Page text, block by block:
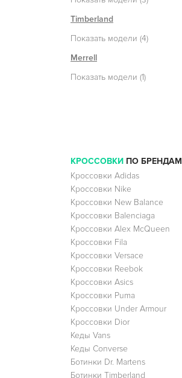
Timberland
Показать модели (4)
Merrell
Показать модели (1)
КРОССОВКИ ПО БРЕНДАМ
Кроссовки Adidas
Кроссовки Nike
Кроссовки New Balance
Кроссовки Balenciaga
Кроссовки Alex McQueen
Кроссовки Fila
Кроссовки Versace
Кроссовки Reebok
Кроссовки Asics
Кроссовки Puma
Кроссовки Under Armour
Кроссовки Dior
Кеды Vans
Кеды Converse
Ботинки Dr. Martens
Ботинки Timberland